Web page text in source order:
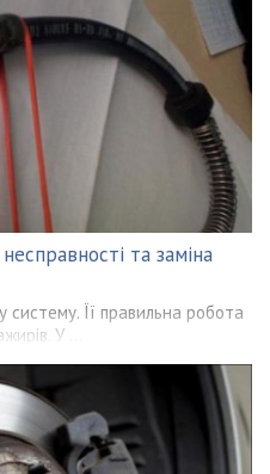
та заміна
систему. Її правильна робота
У ...